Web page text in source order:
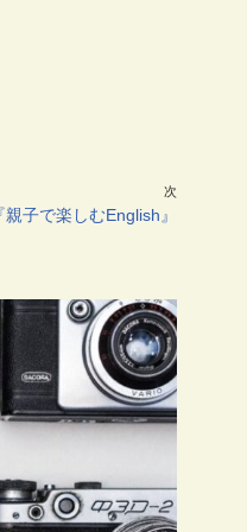
次
子で楽しむEnglish』